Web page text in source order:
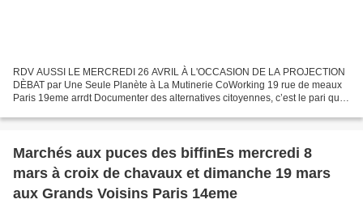
RDV AUSSI LE MERCREDI 26 AVRIL À L'OCCASION DE LA PROJECTION
DÈBAT par Une Seule Planète à La Mutinerie CoWorking 19 rue de meaux
Paris 19eme arrdt Documenter des alternatives citoyennes, c’est le pari que
Marchés aux puces des biffinEs mercredi 8
mars à croix de chavaux et dimanche 19 mars
aux Grands Voisins Paris 14eme